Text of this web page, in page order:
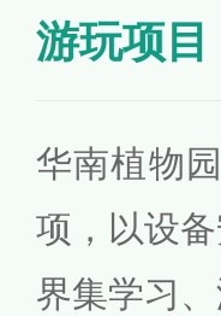
游玩项目
华南植物
项，以设
界集学习